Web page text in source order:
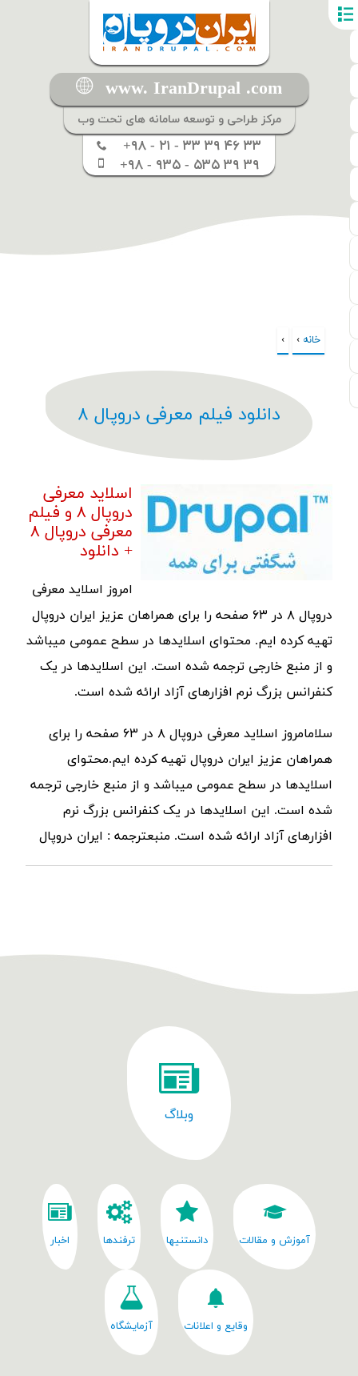
www. IranDrupal .com
مرکز طراحی و توسعه سامانه های تحت وب
+۹۸ - ۲۱ - ۳۳ ۳۹ ۴۶ ۳۳
+۹۸ - ۹۳۵ - ۵۳۵ ۳۹ ۳۹
شما اینجا هستید
خانه ›
›
دانلود فیلم معرفی دروپال ۸
اسلاید معرفی
دروپال ۸ و فیلم
معرفی دروپال ۸
+ دانلود
امروز اسلاید معرفی
دروپال ۸ در ۶۳ صفحه را برای همراهان عزیز ایران دروپال
تهیه کرده ایم. محتوای اسلایدها در سطح عمومی میباشد
و از منبع خارجی ترجمه شده است. این اسلایدها در یک
کنفرانس بزرگ نرم افزارهای آزاد ارائه شده است.
سلامامروز اسلاید معرفی دروپال ۸ در ۶۳ صفحه را برای
همراهان عزیز ایران دروپال تهیه کرده ایم.محتوای
اسلایدها در سطح عمومی میباشد و از منبع خارجی ترجمه
شده است. این اسلایدها در یک کنفرانس بزرگ نرم
افزارهای آزاد ارائه شده است. منبعترجمه : ایران دروپال
وبلاگ
آموزش و مقالات دانستنیها ترفندها اخبار
وقایع و اعلانات آزمایشگاه